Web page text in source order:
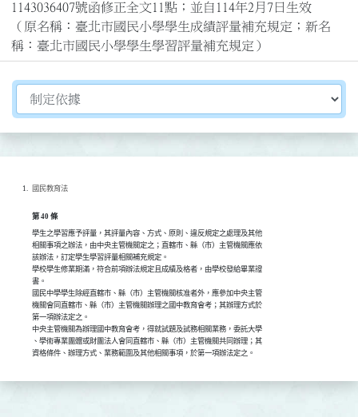
1143036407號函修正全文11點；並自114年2月7日生效
（原名稱：臺北市國民小學學生成績評量補充規定；新名
稱：臺北市國民小學學生學習評量補充規定）
切換選擇法規資訊內容
國民教育法
第 40 條
學生之學習應予評量，其評量內容、方式、原則、違反規定之處理及其他
相關事項之辦法，由中央主管機關定之；直轄市、縣（市）主管機關應依
該辦法，訂定學生學習評量相關補充規定。
學校學生修業期滿，符合前項辦法規定且成績及格者，由學校發給畢業證
書。
國民中學學生除經直轄市、縣（市）主管機關核准者外，應參加中央主管
機關會同直轄市、縣（市）主管機關辦理之國中教育會考；其辦理方式於
第一項辦法定之。
中央主管機關為辦理國中教育會考，得就試題及試務相關業務，委託大學
、學術專業團體或財團法人會同直轄市、縣（市）主管機關共同辦理；其
資格條件、辦理方式、業務範圍及其他相關事項，於第一項辦法定之。